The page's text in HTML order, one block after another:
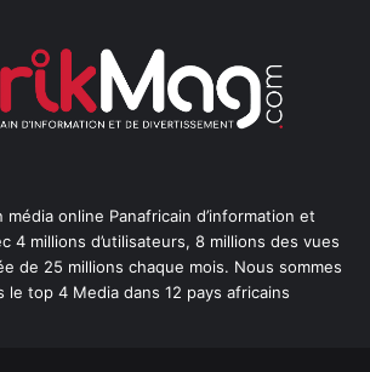
online Panafricain d’information et
4 millions d’utilisateurs, 8 millions des vues
de 25 millions chaque mois. Nous sommes
le top 4 Media dans 12 pays africains